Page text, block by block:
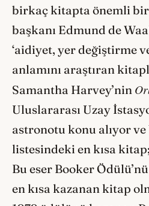
birkaç kitapta önemli
başkanı Edmund de
‘aidiyet, yer değiştirme
anlamını araştıran
Samantha Harvey’nin
Uluslararası Uzay
astronotu konu alıyor ve
listesindeki en kısa
Bu eser Booker
en kısa kazanan kitap